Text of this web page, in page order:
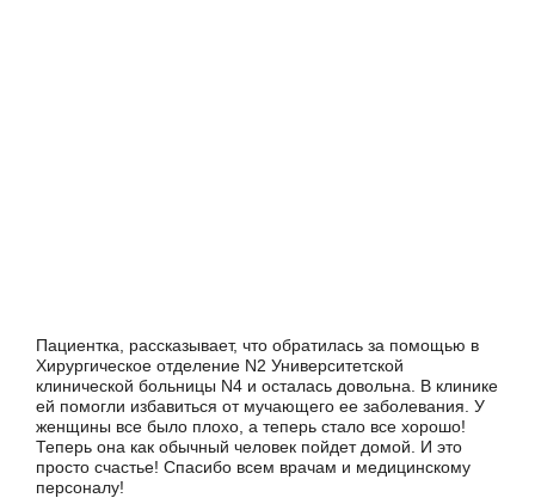
Пациентка, рассказывает, что обратилась за помощью в
Хирургическое отделение N2 Университетской
клинической больницы N4 и осталась довольна. В клинике
ей помогли избавиться от мучающего ее заболевания. У
женщины все было плохо, а теперь стало все хорошо!
Теперь она как обычный человек пойдет домой. И это
просто счастье! Спасибо всем врачам и медицинскому
персоналу!